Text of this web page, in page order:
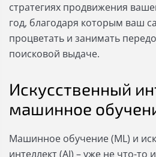
стратегиях продвижения
год, благодаря которым ваш
процветать и занимать
поисковой выдаче.
Искусственный
машинное
Машинное обучение (ML) и
интеллект (AI) – уже не что-то